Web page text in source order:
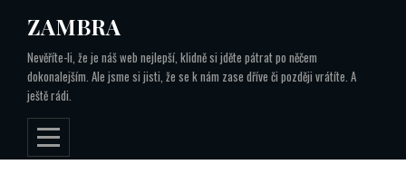
content
ZAMBRA
Nevěříte-li, že je náš web nejlepší, klidně si jděte pátrat po něčem
dokonalejším. Ale jsme si jisti, že se k nám zase dříve či později vrátíte. A
ještě rádi.